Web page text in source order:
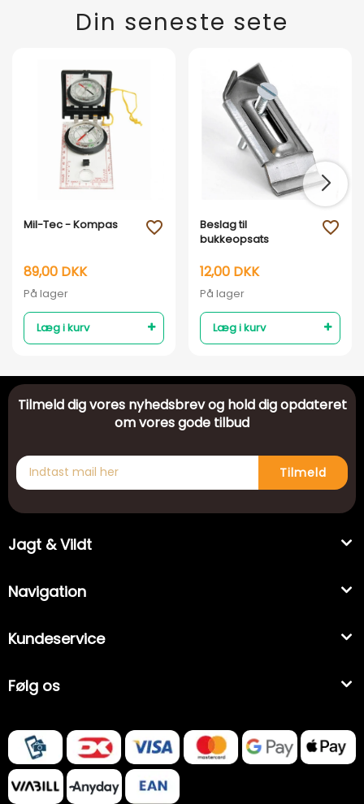
Din seneste sete
Mil-Tec - Kompas
89,00 DKK
På lager
Læg i kurv
favorite_outline
Beslag til
bukkeopsats
12,00 DKK
På lager
Læg i kurv
favorite_outline
Tilmeld dig vores nyhedsbrev og hold dig opdateret
om vores gode tilbud
Tilmeld
Jagt & Vildt
Navigation
Kundeservice
Følg os